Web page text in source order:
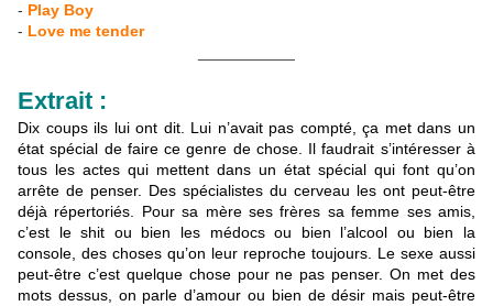
- Play Boy
- Love me tender
Extrait :
Dix coups ils lui ont dit. Lui n’avait pas compté, ça met dans un
état spécial de faire ce genre de chose. Il faudrait s’intéresser à
tous les actes qui mettent dans un état spécial qui font qu’on
arrête de penser. Des spécialistes du cerveau les ont peut-être
déjà répertoriés. Pour sa mère ses frères sa femme ses amis,
c’est le shit ou bien les médocs ou bien l’alcool ou bien la
console, des choses qu’on leur reproche toujours. Le sexe aussi
peut-être c’est quelque chose pour ne pas penser. On met des
mots dessus, on parle d’amour ou bien de désir mais peut-être